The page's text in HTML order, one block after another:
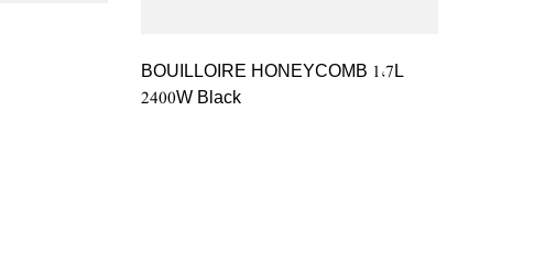
BOUILLOIRE HONEYCOMB 1,7L
2400W Black